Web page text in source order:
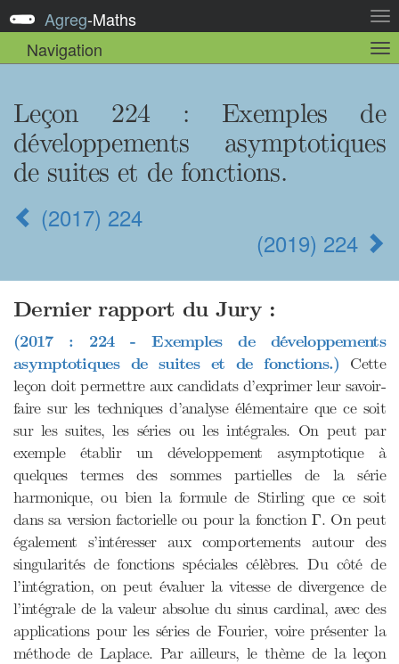
la
Agreg-Maths
Navigation
la
Leçon 224 : Exemples de
développements asymptotiques
de suites et de fonctions.
(2017) 224
(2019) 224
Dernier rapport du Jury :
(2017 : 224 - Exemples de développements
asymptotiques de suites et de fonctions.) Cette
leçon doit permettre aux candidats d’exprimer leur savoir-
faire sur les techniques d’analyse élémentaire que ce soit
sur les suites, les séries ou les intégrales. On peut par
exemple établir un développement asymptotique à
quelques termes des sommes partielles de la série
harmonique, ou bien la formule de Stirling que ce soit
dans sa version factorielle ou pour la fonction Γ
Γ. On peut
également s’intéresser aux comportements autour des
singularités de fonctions spéciales célèbres. Du côté de
l’intégration, on peut évaluer la vitesse de divergence de
l’intégrale de la valeur absolue du sinus cardinal, avec des
applications pour les séries de Fourier, voire présenter la
méthode de Laplace. Par ailleurs, le thème de la leçon